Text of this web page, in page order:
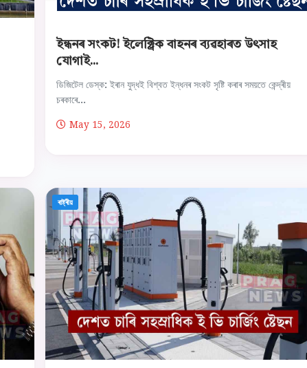
ইন্ধনৰ সংকট! ইলেক্ট্রিক বাহনৰ ব্যৱহাৰত উৎসাহ
যোগাই...
ডিজিটেল ডেস্ক: ইৰান যুদ্ধই বিশ্বত ইন্ধনৰ সংকট সৃষ্টি কৰাৰ সময়তে কেন্দ্ৰীয়
চৰকাৰে...
May 15, 2026
ৰাষ্ট্ৰীয়